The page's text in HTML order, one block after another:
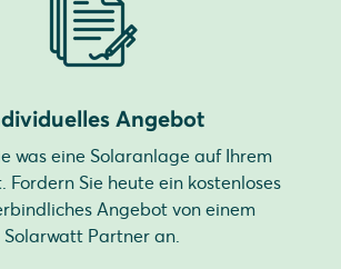
Angebot
was eine Solaranlage auf Ihrem
Fordern Sie heute ein kostenloses
Angebot von einem
Solarwatt Partner an.